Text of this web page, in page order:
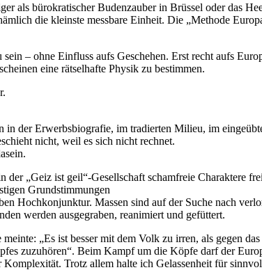
als bürokratischer Budenzauber in Brüssel oder das
die kleinste messbare Einheit. Die „Methode
– ohne Einfluss aufs Geschehen. Erst recht aufs
eine rätselhafte Physik zu bestimmen.
der Erwerbsbiografie, im tradierten Milieu, im
nicht, weil es sich nicht rechnet.
„Geiz ist geil“-Gesellschaft schamfreie Charaktere
Grundstimmungen
Hochkonjunktur. Massen sind auf der Suche nach
werden ausgegraben, reanimiert und gefüttert.
„Es ist besser mit dem Volk zu irren, als gegen
zuzuhören“. Beim Kampf um die Köpfe darf der
Trotz allem halte ich Gelassenheit für